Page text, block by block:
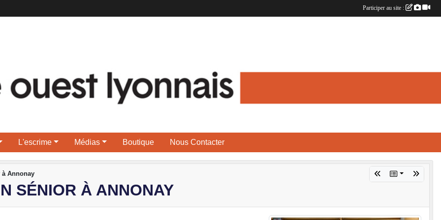
L'escrime Médias Boutique Nous Contacter
Annonay
SÉNIOR À ANNONAY
Participer au site :